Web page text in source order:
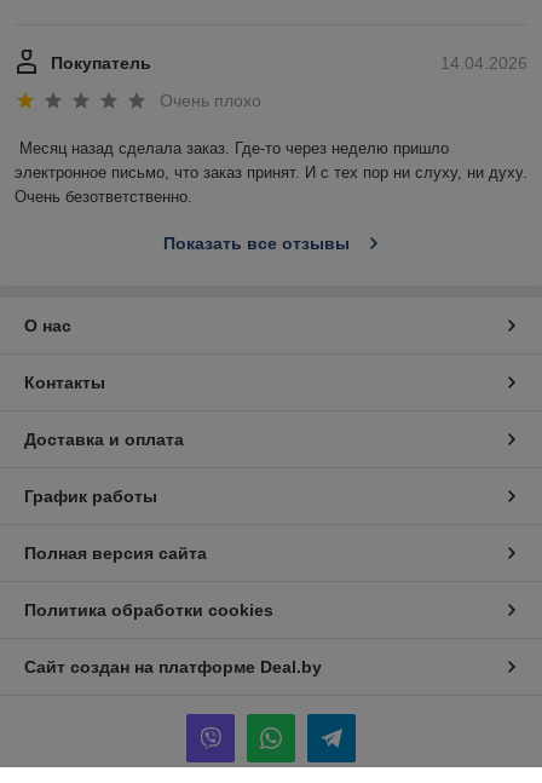
14.04.2026
Покупатель
Очень плохо
Месяц назад сделала заказ. Где-то через неделю пришло
электронное письмо, что заказ принят. И с тех пор ни слуху, ни духу.
Очень безответственно.
Показать все отзывы
О нас
Контакты
Доставка и оплата
График работы
Полная версия сайта
Политика обработки cookies
Сайт создан на платформе Deal.by